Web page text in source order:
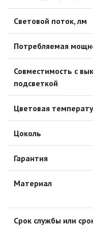
Световой поток, лм
Потребляемая
Совместимость с
подсветкой
Цветовая
Цоколь
Гарантия
Материал
Срок службы или